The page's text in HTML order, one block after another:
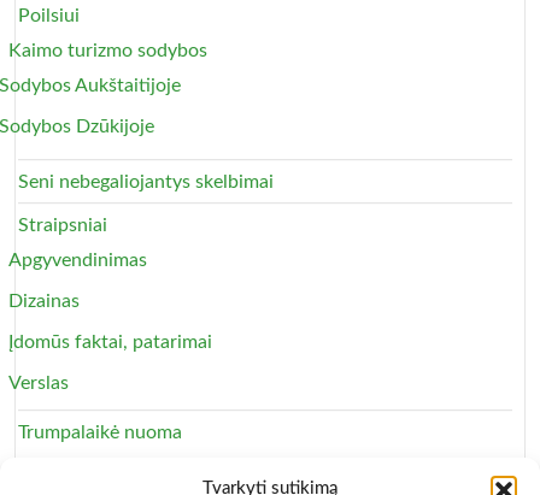
Tvarkyti sutikimą
Poilsiui
Kaimo turizmo sodybos
Sodybos Aukštaitijoje
Sodybos Dzūkijoje
Seni nebegaliojantys skelbimai
Straipsniai
Apgyvendinimas
Dizainas
Įdomūs faktai, patarimai
Verslas
Trumpalaikė nuoma